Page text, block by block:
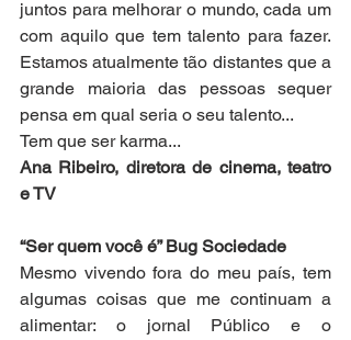
juntos para melhorar o mundo, cada um
com aquilo que tem talento para fazer.
Estamos atualmente tão distantes que a
grande maioria das pessoas sequer
pensa em qual seria o seu talento...
Tem que ser karma...
Ana Ribeiro, diretora de cinema, teatro
e TV
“Ser quem você é” Bug Sociedade
Mesmo vivendo fora do meu país, tem
algumas coisas que me continuam a
alimentar: o jornal Público e o